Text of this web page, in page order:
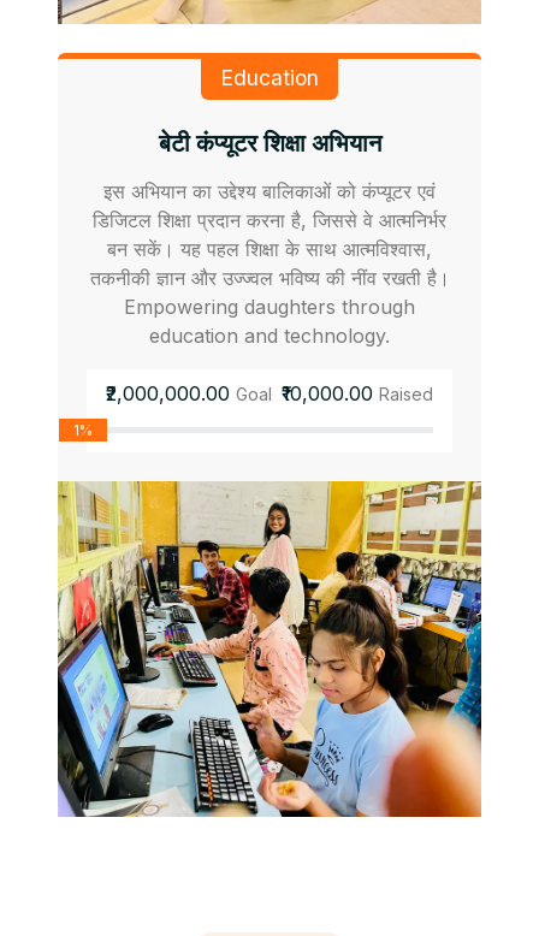
Education
बेटी कंप्यूटर शिक्षा अभियान
इस अभियान का उद्देश्य बालिकाओं को कंप्यूटर एवं
डिजिटल शिक्षा प्रदान करना है, जिससे वे आत्मनिर्भर
बन सकें। यह पहल शिक्षा के साथ आत्मविश्वास,
तकनीकी ज्ञान और उज्ज्वल भविष्य की नींव रखती है।
Empowering daughters through
education and technology.
₹2,000,000.00 Goal ₹10,000.00 Raised
1%